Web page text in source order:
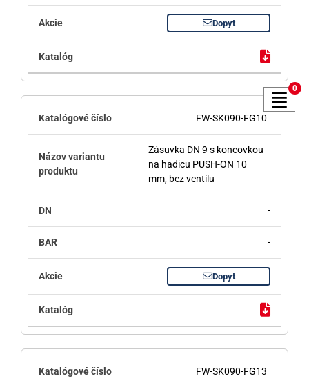
Dopyt
FW-SK090-FG10
Zásuvka DN 9 s koncovkou
na hadicu PUSH-ON 10
mm, bez ventilu
-
-
Dopyt
FW-SK090-FG13
0